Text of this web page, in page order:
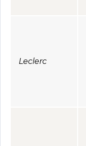
Leclerc